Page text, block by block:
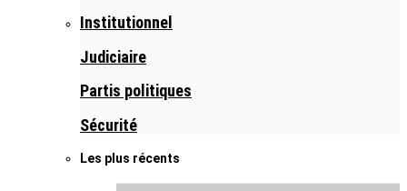
Institutionnel
Judiciaire
Partis politiques
Sécurité
Les plus récents